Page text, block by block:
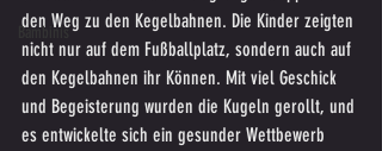
Bambinis
den Weg zu den Kegelbahnen. Die Kinder zeigten
nicht nur auf dem Fußballplatz, sondern auch auf
den Kegelbahnen ihr Können. Mit viel Geschick
und Begeisterung wurden die Kugeln gerollt, und
es entwickelte sich ein gesunder Wettbewerb